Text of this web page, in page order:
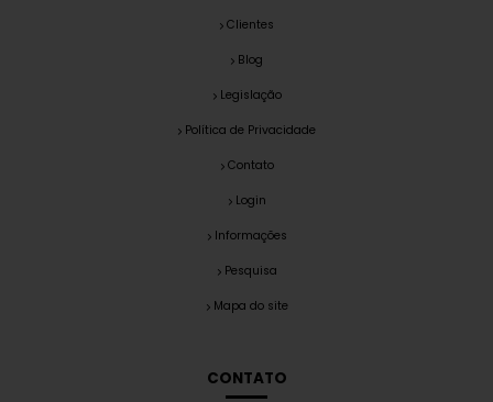
Clientes
Blog
Legislação
Política de Privacidade
Contato
Login
Informações
Pesquisa
Mapa do site
CONTATO